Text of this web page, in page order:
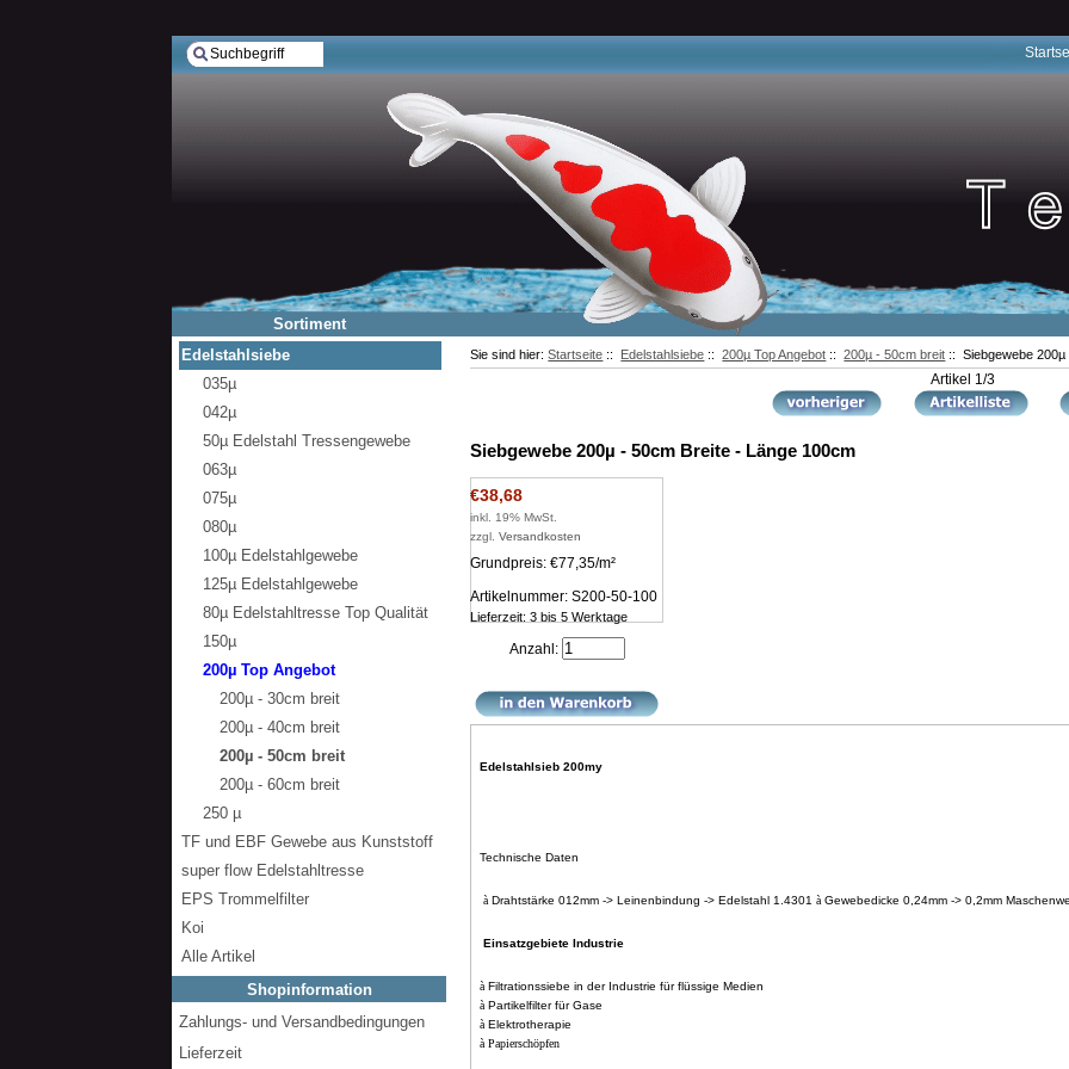
Sie sind hier:Startseite :: Edelstahlsiebe ::200µ Top Angebot ::200µ - 50cm breit :: Siebgewebe
Artikel 1/3
Siebgewebe 200µ - 50cm Breite - Länge 100cm
€38,68
inkl. 19% MwSt.
zzgl.Versandkosten
Grundpreis: €77,35/m²
Artikelnummer: S200-50-100
Lieferzeit: 3 bis 5 Werktage
Anzahl:
Edelstahlsieb 200my
Technische Daten
àDrahtstärke 012mm -> Leinenbindung -> Edelstahl 1.4301 àGewebedicke 0,24mm -> 0,2mm
Einsatzgebiete Industrie
àFiltrationssiebe in der Industrie für flüssige Medien
àPartikelfilter für Gase
àElektrotherapie
àPapierschöpfen
Sortiment
Edelstahlsiebe
035µ
042µ
50µ Edelstahl Tressengewebe
063µ
075µ
080µ
100µ Edelstahlgewebe
125µ Edelstahlgewebe
80µ Edelstahltresse Top Qualität
150µ
200µ Top Angebot
200µ - 30cm breit
200µ - 40cm breit
200µ - 50cm breit
200µ - 60cm breit
250 µ
TF und EBF Gewebe aus Kunststoff
super flow Edelstahltresse
EPS Trommelfilter
Koi
Alle Artikel
Shopinformation
Zahlungs- und Versandbedingungen
Lieferzeit